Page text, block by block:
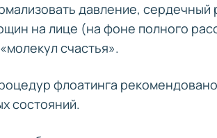
давление,
на лице (на фоне полного
счастья».
флоатинга
состояний.